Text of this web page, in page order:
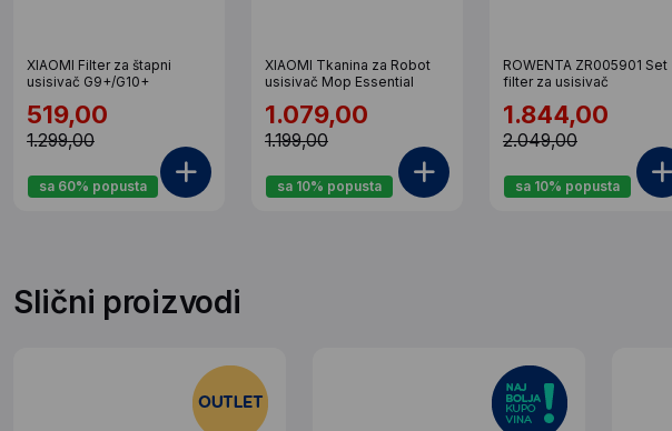
XIAOMI Filter za štapni
usisivač G9+/G10+
519,00
1.299,00
sa 60% popusta
XIAOMI Tkanina za Robot
usisivač Mop Essential
1.079,00
1.199,00
sa 10% popusta
ROWENTA ZR005901 Set
filter za usisivač
1.844,00
2.049,00
sa 10% popusta
Slični proizvodi